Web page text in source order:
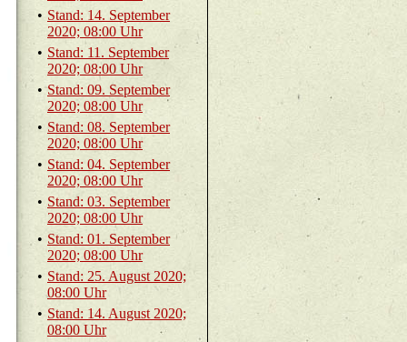
• Stand: 14. Sep­tem­ber
2020; 08:00 Uhr
• Stand: 11. Sep­tem­ber
2020; 08:00 Uhr
• Stand: 09. Sep­tem­ber
2020; 08:00 Uhr
• Stand: 08. Sep­tem­ber
2020; 08:00 Uhr
• Stand: 04. Sep­tem­ber
2020; 08:00 Uhr
• Stand: 03. Sep­tem­ber
2020; 08:00 Uhr
• Stand: 01. Sep­tem­ber
2020; 08:00 Uhr
• Stand: 25. Au­gust 2020;
08:00 Uhr
• Stand: 14. Au­gust 2020;
08:00 Uhr